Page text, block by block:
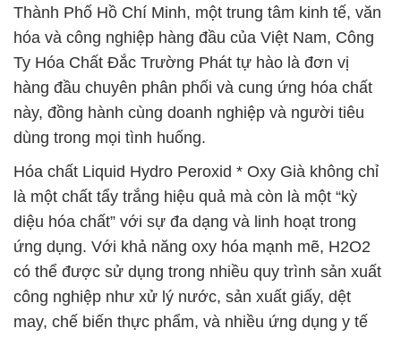
Thành Phố Hồ Chí Minh, một trung tâm kinh tế, văn
hóa và công nghiệp hàng đầu của Việt Nam, Công
Ty Hóa Chất Đắc Trường Phát tự hào là đơn vị
hàng đầu chuyên phân phối và cung ứng hóa chất
này, đồng hành cùng doanh nghiệp và người tiêu
dùng trong mọi tình huống.
Hóa chất Liquid Hydro Peroxid * Oxy Già không chỉ
là một chất tẩy trắng hiệu quả mà còn là một “kỳ
diệu hóa chất” với sự đa dạng và linh hoạt trong
ứng dụng. Với khả năng oxy hóa mạnh mẽ, H2O2
có thể được sử dụng trong nhiều quy trình sản xuất
công nghiệp như xử lý nước, sản xuất giấy, dệt
may, chế biến thực phẩm, và nhiều ứng dụng y tế